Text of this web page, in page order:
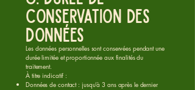
conservation des
données
Les données personnelles sont conservées pendant une
durée limitée et proportionnée aux finalités du
traitement.
À titre indicatif :
Données de contact : jusqu’à 3 ans après le dernier